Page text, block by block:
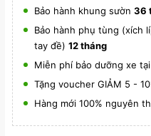
Bảo hành khung sườn 36
Bảo hành phụ tùng (xích
tay đề) 12 tháng
Miễn phí bảo dưỡng xe
Tặng voucher GIẢM 5 -
Hàng mới 100% nguyên